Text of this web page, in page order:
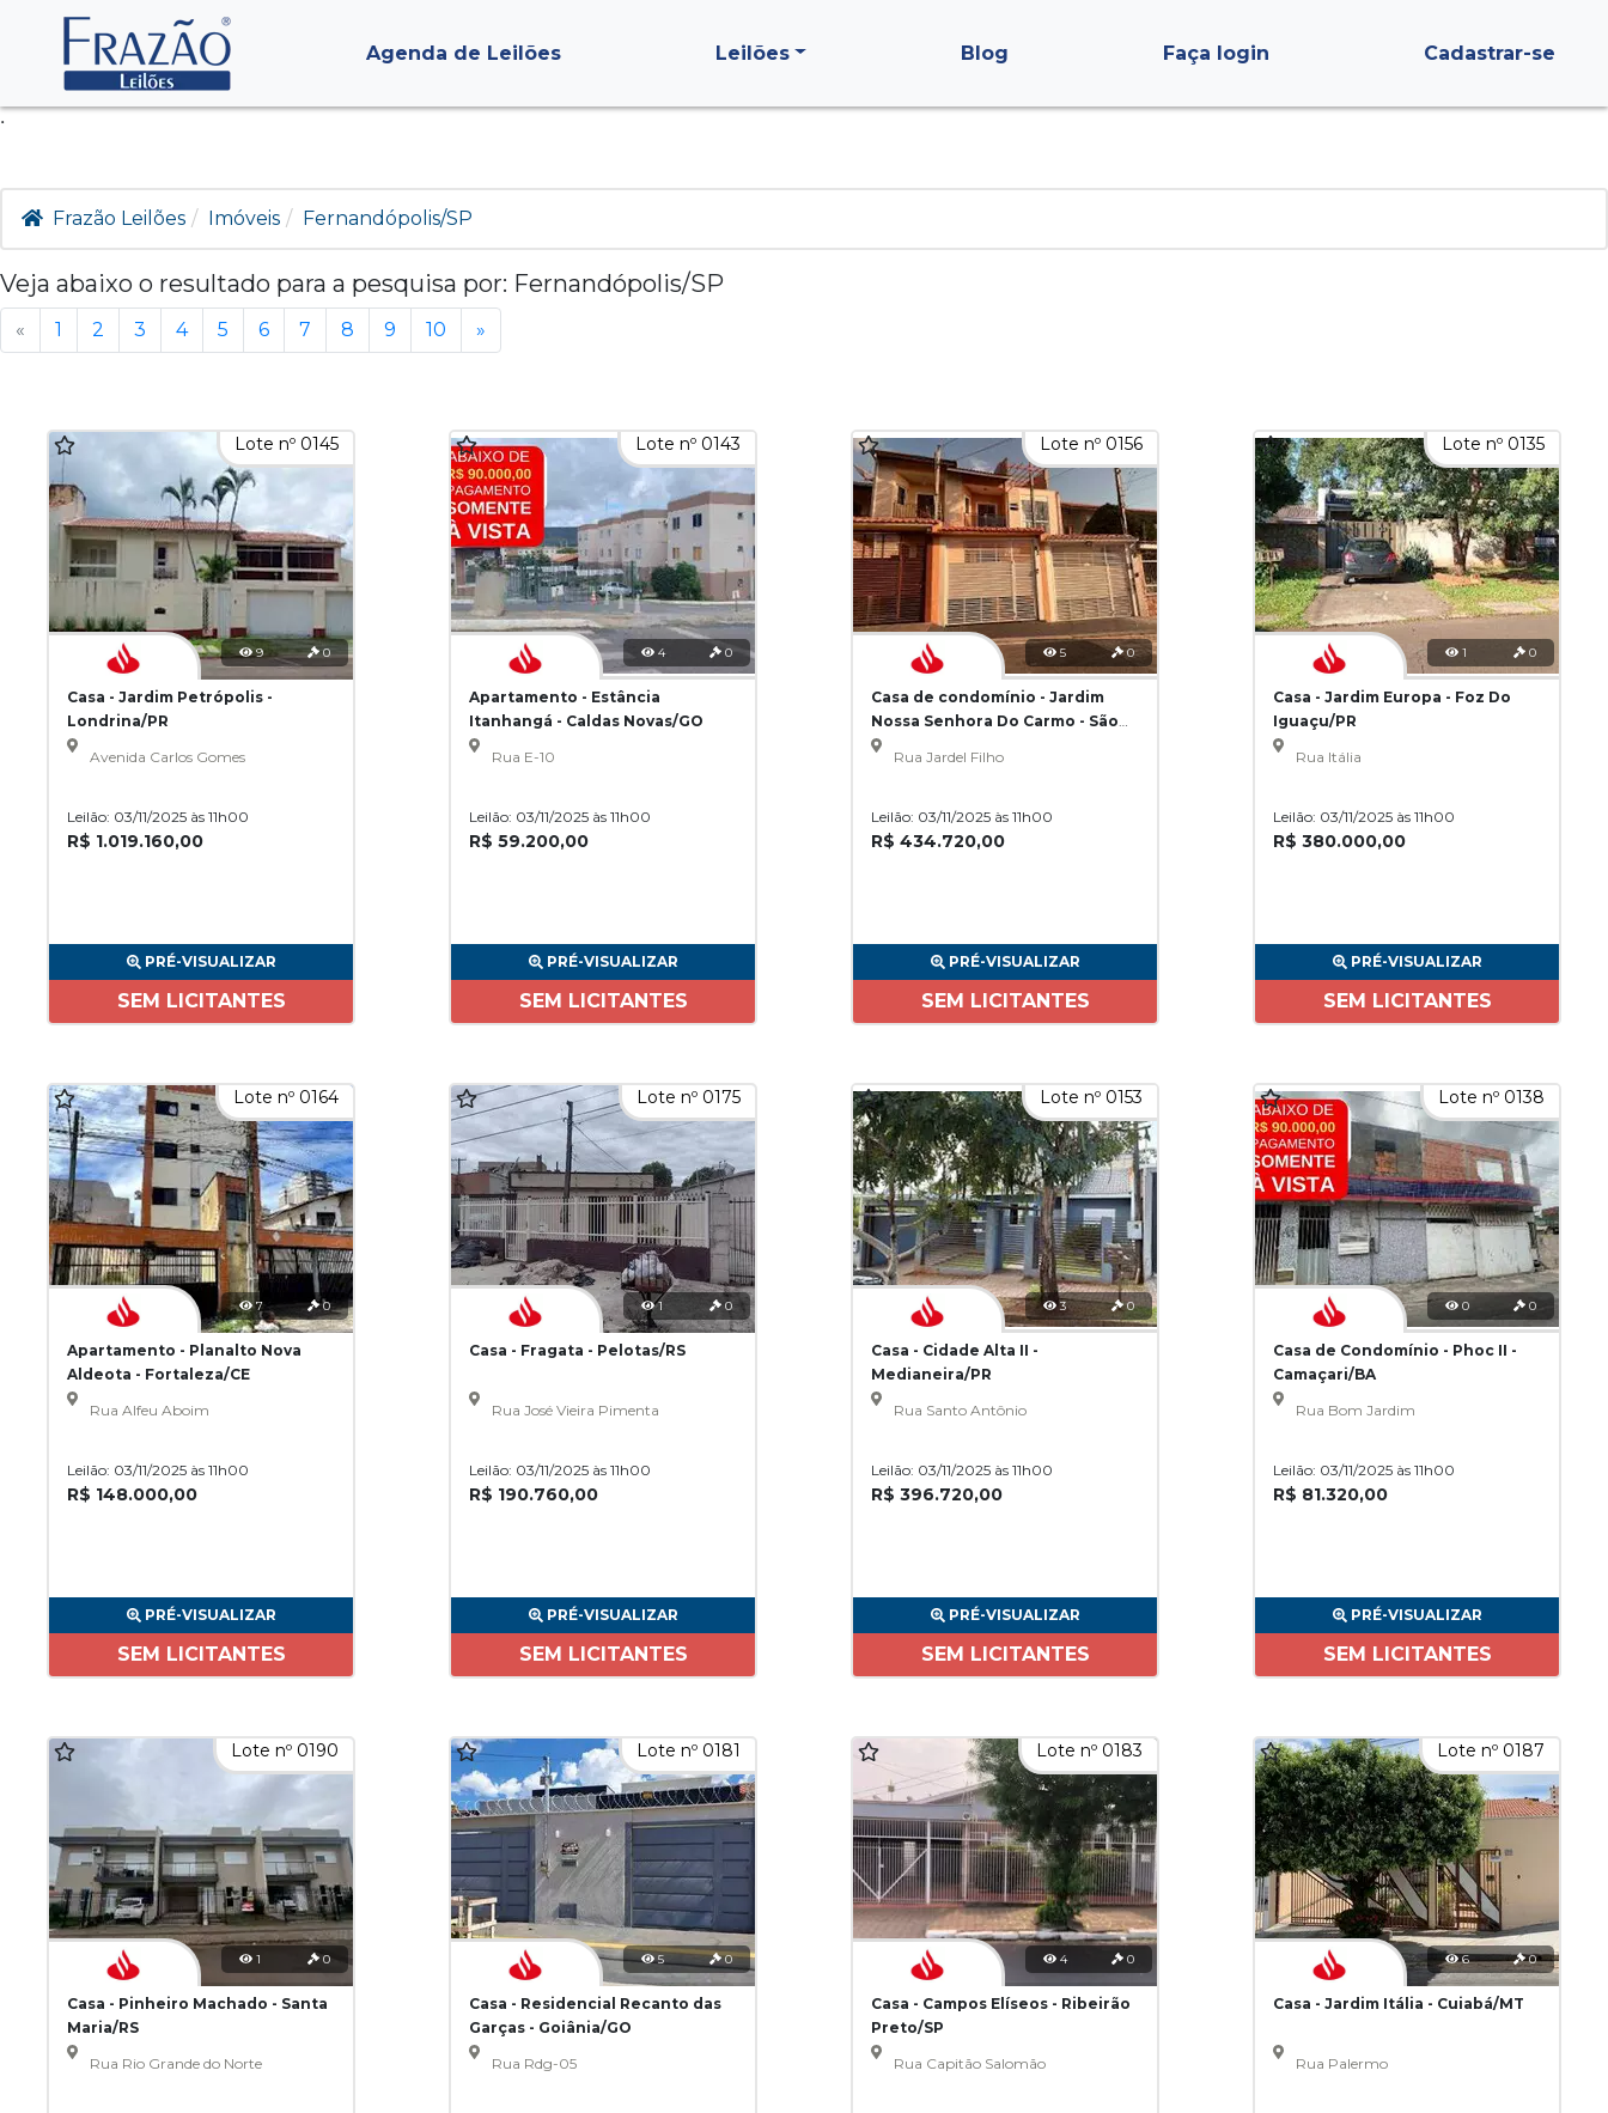
.
Agenda de Leilões Leilões Blog Faça login Cadastrar-se
Frazão Leilões Imóveis Fernandópolis/SP
Veja abaixo o resultado para a pesquisa por: Fernandópolis/SP
« 1 2 3 4 5 6 7 8 9 10 »
Lote nº 0145
9 0
Casa - Jardim Petrópolis -
Londrina/PR
Avenida Carlos Gomes
Leilão: 03/11/2025 às 11h00
R$ 1.019.160,00
PRÉ-VISUALIZAR
SEM LICITANTES
Lote nº 0143
4 0
Apartamento - Estância
Itanhangá - Caldas Novas/GO
Rua E-10
Leilão: 03/11/2025 às 11h00
R$ 59.200,00
PRÉ-VISUALIZAR
SEM LICITANTES
Lote nº 0156
5 0
Casa de condomínio - Jardim
Nossa Senhora Do Carmo - São
Paulo/SP
Rua Jardel Filho
Leilão: 03/11/2025 às 11h00
R$ 434.720,00
PRÉ-VISUALIZAR
SEM LICITANTES
Lote nº 0135
1 0
Casa - Jardim Europa - Foz Do
Iguaçu/PR
Rua Itália
Leilão: 03/11/2025 às 11h00
R$ 380.000,00
PRÉ-VISUALIZAR
SEM LICITANTES
Lote nº 0164
7 0
Apartamento - Planalto Nova
Aldeota - Fortaleza/CE
Rua Alfeu Aboim
Leilão: 03/11/2025 às 11h00
R$ 148.000,00
PRÉ-VISUALIZAR
SEM LICITANTES
Lote nº 0175
1 0
Casa - Fragata - Pelotas/RS
Rua José Vieira Pimenta
Leilão: 03/11/2025 às 11h00
R$ 190.760,00
PRÉ-VISUALIZAR
SEM LICITANTES
Lote nº 0153
3 0
Casa - Cidade Alta II -
Medianeira/PR
Rua Santo Antônio
Leilão: 03/11/2025 às 11h00
R$ 396.720,00
PRÉ-VISUALIZAR
SEM LICITANTES
Lote nº 0138
0 0
Casa de Condomínio - Phoc II -
Camaçari/BA
Rua Bom Jardim
Leilão: 03/11/2025 às 11h00
R$ 81.320,00
PRÉ-VISUALIZAR
SEM LICITANTES
Lote nº 0190
1 0
Casa - Pinheiro Machado - Santa
Maria/RS
Rua Rio Grande do Norte
Lote nº 0181
5 0
Casa - Residencial Recanto das
Garças - Goiânia/GO
Rua Rdg-05
Lote nº 0183
4 0
Casa - Campos Elíseos - Ribeirão
Preto/SP
Rua Capitão Salomão
Lote nº 0187
6 0
Casa - Jardim Itália - Cuiabá/MT
Rua Palermo